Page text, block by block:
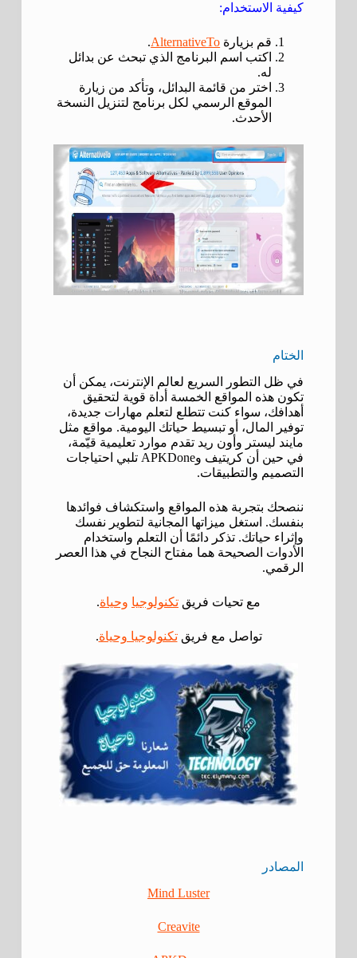
كيفية الاستخدام:
قم بزيارة AlternativeTo
.
اكتب اسم البرنامج الذي تبحث عن بدائل
له.
اختر من قائمة البدائل، وتأكد من زيارة
الموقع الرسمي لكل برنامج لتنزيل النسخة
الأحدث.
الختام
في ظل التطور السريع لعالم الإنترنت، يمكن أن
تكون هذه المواقع الخمسة أداة قوية لتحقيق
أهدافك، سواء كنت تتطلع لتعلم مهارات جديدة،
توفير المال، أو تبسيط حياتك اليومية. مواقع مثل
مايند ليستر وأون ريد تقدم موارد تعليمية قيّمة،
في حين أن كريتيف وAPKDone تلبي احتياجات
التصميم والتطبيقات.
ننصحك بتجربة هذه المواقع واستكشاف فوائدها
بنفسك. استغل ميزاتها المجانية لتطوير نفسك
وإثراء حياتك. تذكر دائمًا أن التعلم واستخدام
الأدوات الصحيحة هما مفتاح النجاح في هذا العصر
الرقمي.
مع تحيات فريق تكنولوجيا وحياة.
تواصل مع فريقتكنولوجيا وحياة.
المصادر
Mind Luster
Creavite